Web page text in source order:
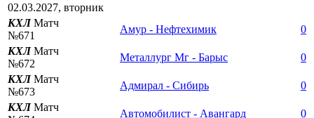
02.03.2027, вторник
КХЛМатч
№671
Амур - Нефтехимик
0
КХЛМатч
№672
Металлург Мг - Барыс
0
КХЛМатч
№673
Адмирал - Сибирь
0
КХЛМатч
Автомобилист - Авангард
0